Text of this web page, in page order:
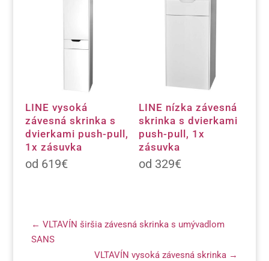
LINE vysoká
závesná skrinka s
dvierkami push-pull,
1x zásuvka
619€
LINE nízka závesná
skrinka s dvierkami
push-pull, 1x
zásuvka
329€
←VLTAVÍN širšia závesná skrinka s umývadlom
SANS
VLTAVÍN vysoká závesná skrinka→